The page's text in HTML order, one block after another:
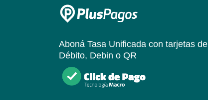
Aboná Tasa Unificadacon tarjetas de
Débito, Debin o QR